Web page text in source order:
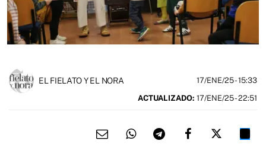
EL FIELATO Y EL NORA 17/ENE/25- 15:33
ACTUALIZADO: 17/ENE/25 - 22:51